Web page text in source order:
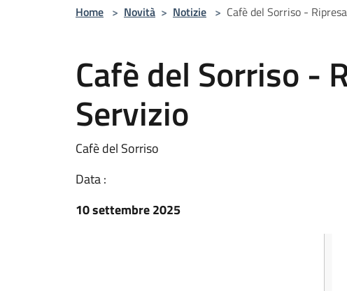
Home > Novità > Notizie > Cafè del Sorriso -
Cafè del Sorriso -
Servizio
Cafè del Sorriso
Data :
10 settembre 2025